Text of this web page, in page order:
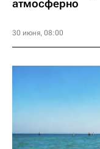
атмосферно
30 июня, 08:00